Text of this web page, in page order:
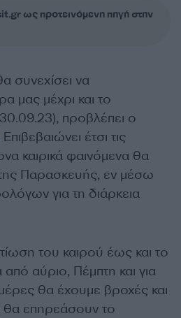
ως προτεινόμενη πηγή στην
συνεχίσει να
μας μέχρι και το
προβλέπει ο
Επιβεβαιώνει έτσι τις
καιρικά φαινόμενα θα
της Παρασκευής, εν μέσω
για τη διάρκεια
του καιρού έως και το
αύριο, Πέμπτη και για
θα έχουμε βροχές και
θα επηρεάσουν το